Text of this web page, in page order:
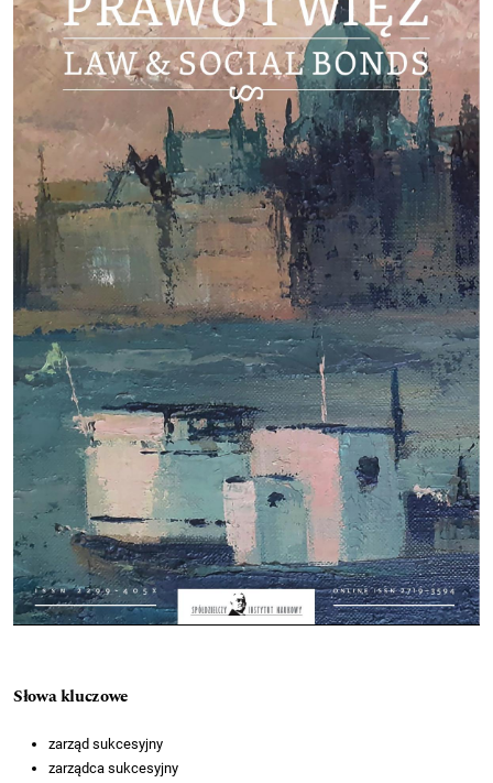
Słowa kluczowe
zarząd sukcesyjny
zarządca sukcesyjny